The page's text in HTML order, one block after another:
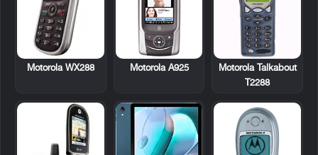
Motorola Talkabout
T2288
Motorola A925
Motorola WX288